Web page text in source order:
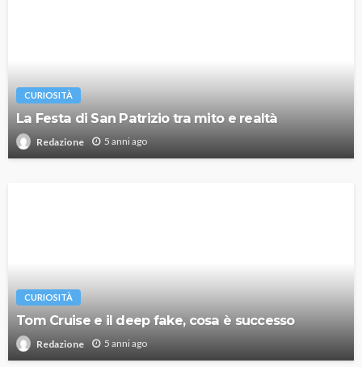
CURIOSITÀ
La Festa di San Patrizio tra mito e realtà
Redazione 5 anni ago
CURIOSITÀ
Tom Cruise e il deep fake, cosa è successo
Redazione 5 anni ago